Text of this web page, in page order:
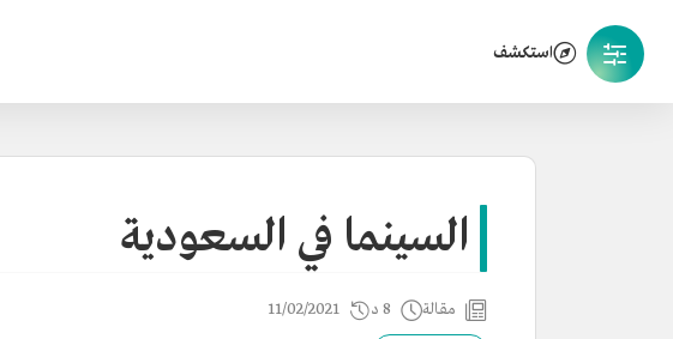
استكشف
السينما في السعودية
مقالة 8 د 11/02/2021